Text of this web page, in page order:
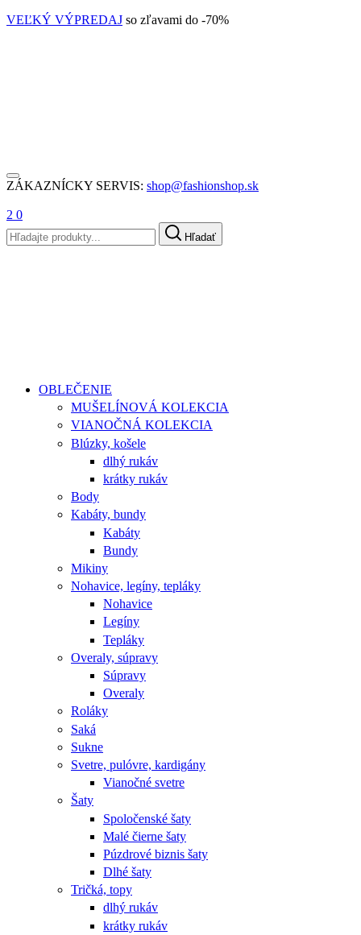
VEĽKÝ VÝPREDAJ so zľavami do -70%
ZÁKAZNÍCKY SERVIS: shop@fashionshop.sk
2 0
Hľadať
OBLEČENIE
MUŠELÍNOVÁ KOLEKCIA
VIANOČNÁ KOLEKCIA
Blúzky, košele
dlhý rukáv
krátky rukáv
Body
Kabáty, bundy
Kabáty
Bundy
Mikiny
Nohavice, legíny, tepláky
Nohavice
Legíny
Tepláky
Overaly, súpravy
Súpravy
Overaly
Roláky
Saká
Sukne
Svetre, pulóvre, kardigány
Vianočné svetre
Šaty
Spoločenské šaty
Malé čierne šaty
Púzdrové biznis šaty
Dlhé šaty
Tričká, topy
dlhý rukáv
krátky rukáv